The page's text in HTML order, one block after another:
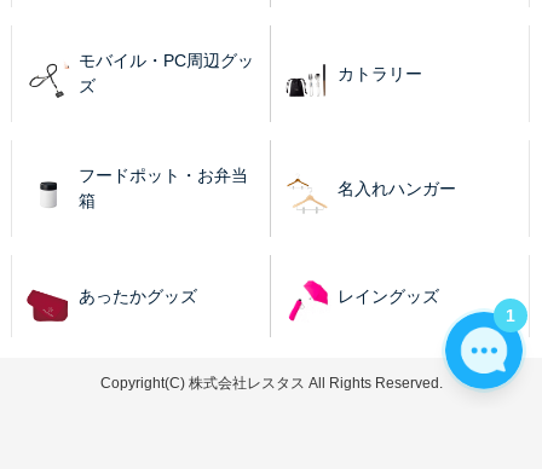
モバイル・PC周辺グッ
ズ
カトラリー
フードポット・お弁当
箱
名入れハンガー
あったかグッズ レイングッズ
Copyright(C) 株式会社レスタス All Rights Reserved.
1